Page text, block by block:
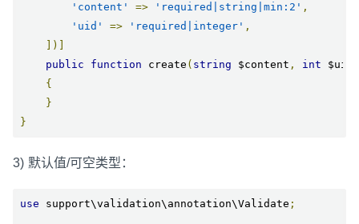
'content'
=> 'required|string|min:2' ,
'uid'
=> 'required|integer' ,
])]
public
function create ( string $content , int $uid
{
}
}
3) 默认值/可空类型：
use support\validation\annotation\Validate ;